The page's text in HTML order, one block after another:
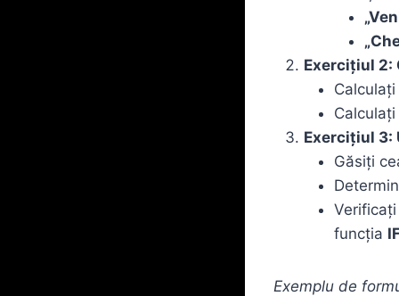
Exercițiul 2:
Exercițiul
Găsiți
funcția
Exemplu de